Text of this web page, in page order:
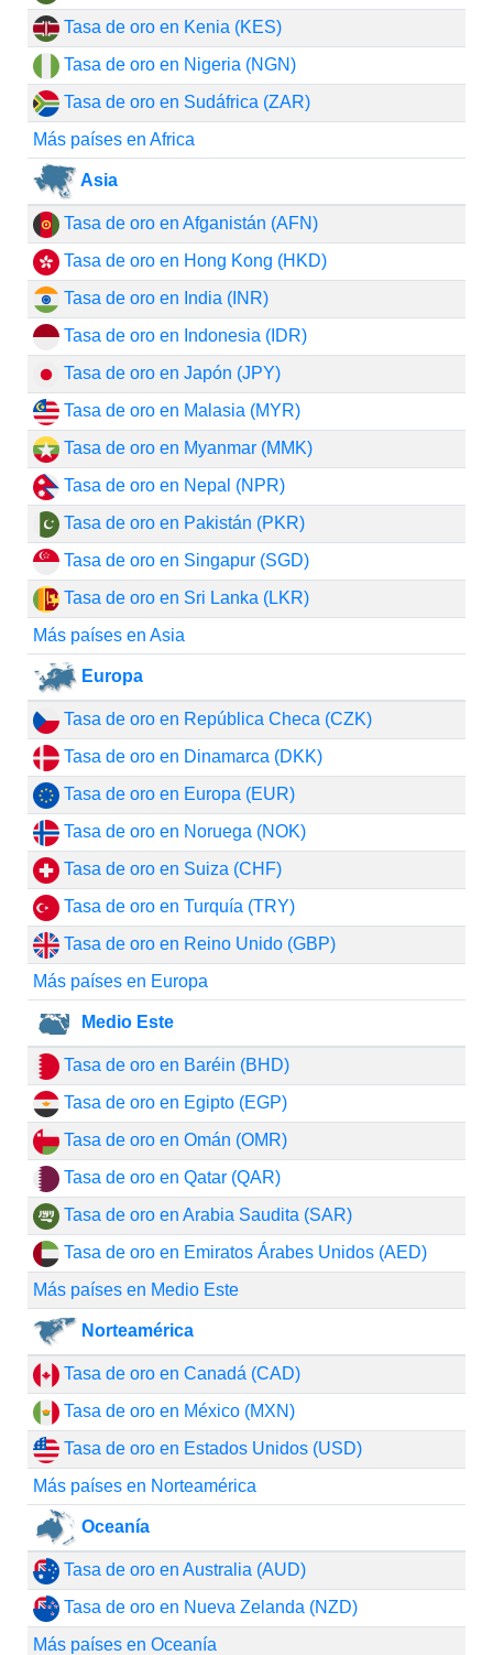
Tasa de oro en Kenia (KES)
Tasa de oro en Nigeria (NGN)
Tasa de oro en Sudáfrica (ZAR)
Más países en Africa
Asia
Tasa de oro en Afganistán (AFN)
Tasa de oro en Hong Kong (HKD)
Tasa de oro en India (INR)
Tasa de oro en Indonesia (IDR)
Tasa de oro en Japón (JPY)
Tasa de oro en Malasia (MYR)
Tasa de oro en Myanmar (MMK)
Tasa de oro en Nepal (NPR)
Tasa de oro en Pakistán (PKR)
Tasa de oro en Singapur (SGD)
Tasa de oro en Sri Lanka (LKR)
Más países en Asia
Europa
Tasa de oro en República Checa (CZK)
Tasa de oro en Dinamarca (DKK)
Tasa de oro en Europa (EUR)
Tasa de oro en Noruega (NOK)
Tasa de oro en Suiza (CHF)
Tasa de oro en Turquía (TRY)
Tasa de oro en Reino Unido (GBP)
Más países en Europa
Medio Este
Tasa de oro en Baréin (BHD)
Tasa de oro en Egipto (EGP)
Tasa de oro en Omán (OMR)
Tasa de oro en Qatar (QAR)
Tasa de oro en Arabia Saudita (SAR)
Tasa de oro en Emiratos Árabes Unidos (AED)
Más países en Medio Este
Norteamérica
Tasa de oro en Canadá (CAD)
Tasa de oro en México (MXN)
Tasa de oro en Estados Unidos (USD)
Más países en Norteamérica
Oceanía
Tasa de oro en Australia (AUD)
Tasa de oro en Nueva Zelanda (NZD)
Más países en Oceanía